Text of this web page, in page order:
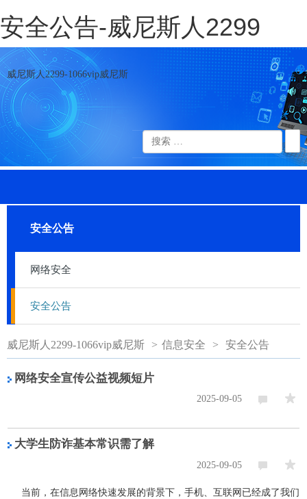
安全公告-威尼斯人2299
威尼斯人2299-1066vip威尼斯
安全公告
网络安全
安全公告
威尼斯人2299-1066vip威尼斯 > 信息安全 > 安全公告
网络安全宣传公益视频短片
2025-09-05
大学生防诈基本常识需了解
2025-09-05
当前，在信息网络快速发展的背景下，手机、互联网已经成了我们